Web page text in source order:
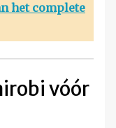
het complete
vóór